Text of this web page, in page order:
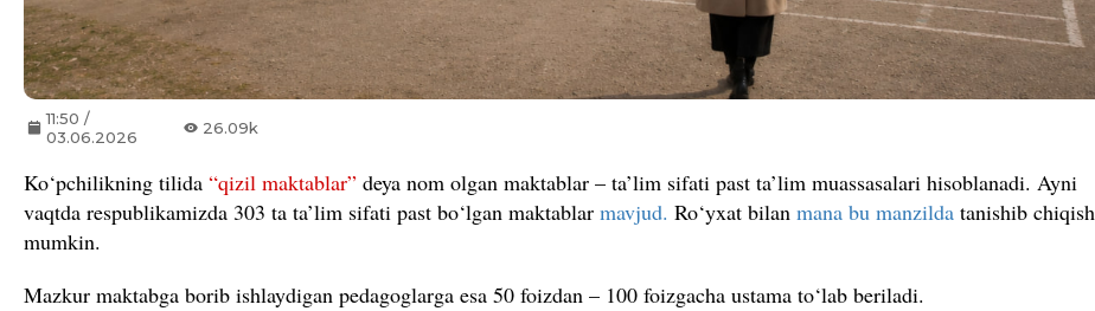
11:50 /
03.06.2026
26.09k
Ko‘pchilikning tilida “qizil maktablar” deya nom olgan maktablar – ta’lim sifati past ta’lim muassasalari hisoblanadi. Ayni
vaqtda respublikamizda 303 ta ta’lim sifati past bo‘lgan maktablar mavjud. Ro‘yxat bilan mana bu manzilda tanishib chiqish
mumkin.
Mazkur maktabga borib ishlaydigan pedagoglarga esa 50 foizdan – 100 foizgacha ustama to‘lab beriladi.